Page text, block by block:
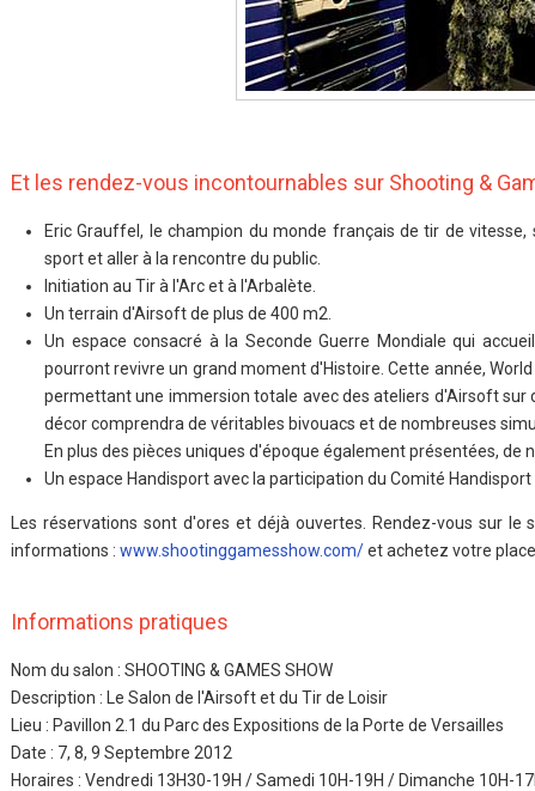
Et les rendez-vous incontournables sur Shooting &
Eric Grauffel, le champion du monde français de tir de
sport et aller à la rencontre du public.
Initiation au Tir à l'Arc et à l'Arbalète.
Un terrain d'Airsoft de plus de 400 m2.
Un espace consacré à la Seconde Guerre Mondiale qui
pourront revivre un grand moment d'Histoire. Cette année,
permettant une immersion totale avec des ateliers d'Airsoft sur
décor comprendra de véritables bivouacs et de nombreuses
En plus des pièces uniques d'époque également présentées, de
Un espace Handisport avec la participation du Comité Handisport
Les réservations sont d'ores et déjà ouvertes. Rendez-vous sur
informations : www.shootinggamesshow.com/et achetez votre
Informations pratiques
Nom du salon : SHOOTING & GAMES SHOW
Description : Le Salon de l'Airsoft et du Tir de Loisir
Lieu : Pavillon 2.1 du Parc des Expositions de la Porte de Versailles
Date : 7, 8, 9 Septembre 2012
Horaires : Vendredi 13H30-19H / Samedi 10H-19H / Dimanche 10H-